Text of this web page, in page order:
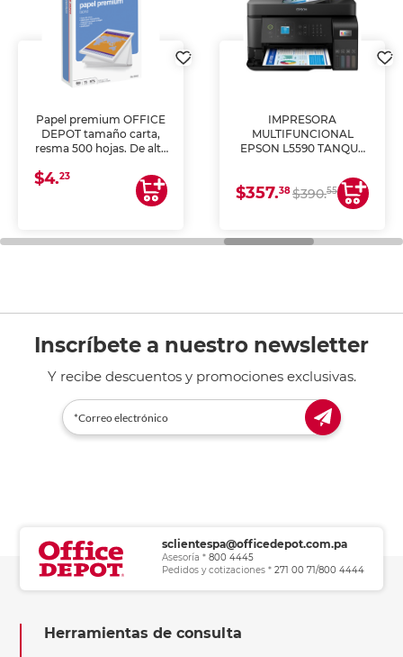
Papel premium OFFICE
DEPOT tamaño carta,
resma 500 hojas. De alta
uniforme, ideal para
impresoras de inyección
de tinta y láser,
general de oficina.
$4.23
IMPRESORA
MULTIFUNCIONAL
EPSON L5590 TANQUE
COPIA Y ESCANEA)
$357.38$390.55
Inscríbete a nuestro newsletter
Y recibe descuentos y promociones exclusivas.
sclientespa@officedepot.com.pa
Asesoría * 800 4445
Pedidos y cotizaciones * 271 00 71/800 4444
Herramientas de consulta